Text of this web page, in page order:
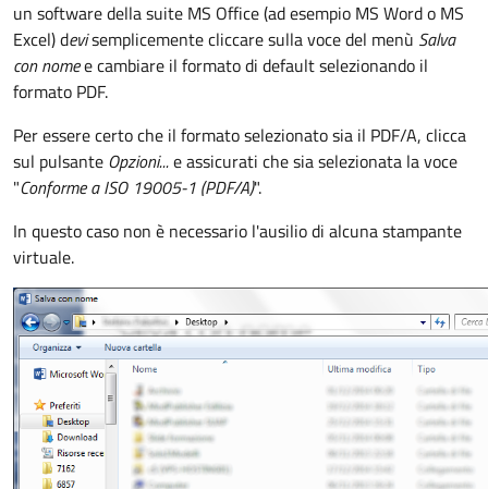
un software della suite MS Office (ad esempio MS Word o MS
Excel) devisemplicemente cliccare sulla voce del menù Salva
con nomee cambiare il formato di default selezionando il
formato PDF.
Per essere certo che il formato selezionato sia il PDF/A, clicca
sul pulsante Opzioni...e assicurati che sia selezionata la voce
"Conforme a ISO 19005-1 (PDF/A)".
In questo caso non è necessario l'ausilio di alcuna stampante
virtuale.